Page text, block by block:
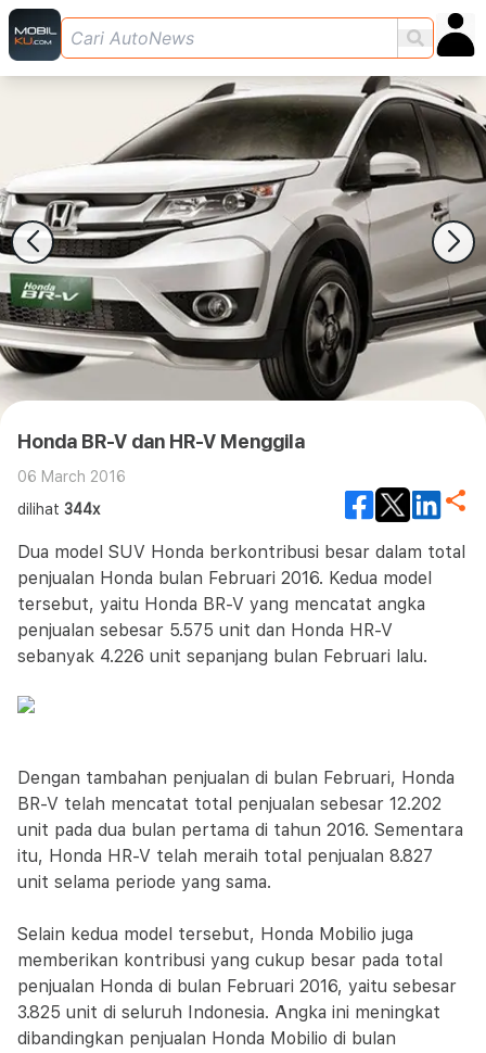
Honda BR-V dan HR-V Menggila
06 March 2016
dilihat 344x
Dua model SUV Honda berkontribusi besar dalam total
penjualan Honda bulan Februari 2016. Kedua model
tersebut, yaitu Honda BR-V yang mencatat angka
penjualan sebesar 5.575 unit dan Honda HR-V
sebanyak 4.226 unit sepanjang bulan Februari lalu.
Dengan tambahan penjualan di bulan Februari, Honda
BR-V telah mencatat total penjualan sebesar 12.202
unit pada dua bulan pertama di tahun 2016. Sementara
itu, Honda HR-V telah meraih total penjualan 8.827
unit selama periode yang sama.
Selain kedua model tersebut, Honda Mobilio juga
memberikan kontribusi yang cukup besar pada total
penjualan Honda di bulan Februari 2016, yaitu sebesar
3.825 unit di seluruh Indonesia. Angka ini meningkat
dibandingkan penjualan Honda Mobilio di bulan